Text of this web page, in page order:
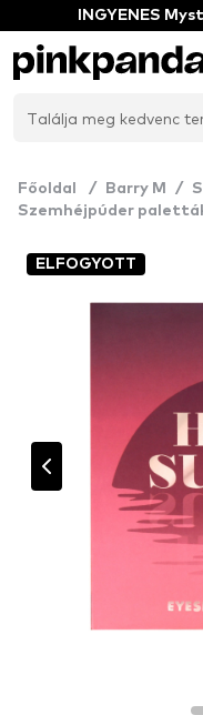
INGYENES
Főoldal / Barry M /
Szemhéjpúder
ELFOGYOTT